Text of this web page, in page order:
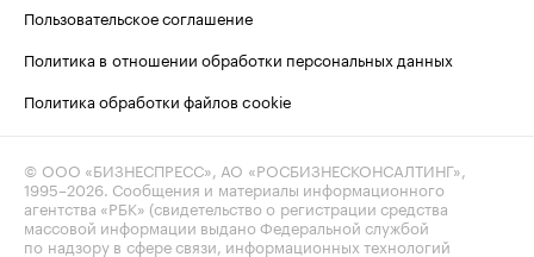
Пользовательское соглашение
Политика в отношении обработки персональных данных
Политика обработки файлов cookie
© ООО «БИЗНЕСПРЕСС», АО «РОСБИЗНЕСКОНСАЛТИНГ»,
1995–2026 . Сообщения и материалы информационного
агентства «РБК» (свидетельство о регистрации средства
массовой информации выдано Федеральной службой
по надзору в сфере связи, информационных технологий